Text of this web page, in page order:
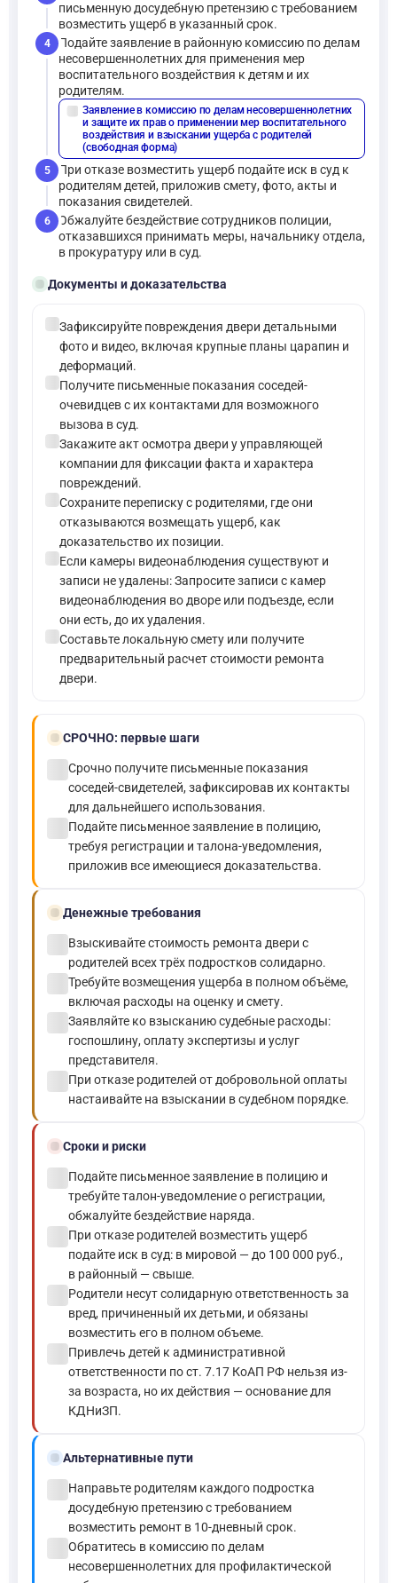
письменную досудебную претензию с требованием
возместить ущерб в указанный срок.
4
Подайте заявление в районную комиссию по делам
несовершеннолетних для применения мер
воспитательного воздействия к детям и их
родителям.
Заявление в комиссию по делам несовершеннолетних
и защите их прав о применении мер воспитательного
воздействия и взыскании ущерба с родителей
(свободная форма)
5
При отказе возместить ущерб подайте иск в суд к
родителям детей, приложив смету, фото, акты и
показания свидетелей.
6
Обжалуйте бездействие сотрудников полиции,
отказавшихся принимать меры, начальнику отдела,
в прокуратуру или в суд.
folder_openДокументы и доказательства
Зафиксируйте повреждения двери детальными
фото и видео, включая крупные планы царапин и
деформаций.
Получите письменные показания соседей-
очевидцев с их контактами для возможного
вызова в суд.
Закажите акт осмотра двери у управляющей
компании для фиксации факта и характера
повреждений.
Сохраните переписку с родителями, где они
отказываются возмещать ущерб, как
доказательство их позиции.
Если камеры видеонаблюдения существуют и
записи не удалены: Запросите записи с камер
видеонаблюдения во дворе или подъезде, если
они есть, до их удаления.
Составьте локальную смету или получите
предварительный расчет стоимости ремонта
двери.
boltСРОЧНО: первые шаги
Срочно получите письменные показания
соседей-свидетелей, зафиксировав их контакты
для дальнейшего использования.
Подайте письменное заявление в полицию,
требуя регистрации и талона-уведомления,
приложив все имеющиеся доказательства.
paymentsДенежные требования
Взыскивайте стоимость ремонта двери с
родителей всех трёх подростков солидарно.
Требуйте возмещения ущерба в полном объёме,
включая расходы на оценку и смету.
Заявляйте ко взысканию судебные расходы:
госпошлину, оплату экспертизы и услуг
представителя.
При отказе родителей от добровольной оплаты
настаивайте на взыскании в судебном порядке.
schedule Сроки и риски
Подайте письменное заявление в полицию и
требуйте талон-уведомление о регистрации,
обжалуйте бездействие наряда.
При отказе родителей возместить ущерб
подайте иск в суд: в мировой — до 100 000 руб.,
в районный — свыше.
Родители несут солидарную ответственность за
вред, причиненный их детьми, и обязаны
возместить его в полном объеме.
Привлечь детей к административной
ответственности по ст. 7.17 КоАП РФ нельзя из-
за возраста, но их действия — основание для
КДНиЗП.
alt_routeАльтернативные пути
Направьте родителям каждого подростка
досудебную претензию с требованием
возместить ремонт в 10-дневный срок.
Обратитесь в комиссию по делам
несовершеннолетних для профилактической